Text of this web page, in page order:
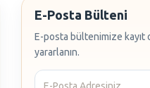
E-Posta Bülteni
E-posta bültenimize
yararlanın.